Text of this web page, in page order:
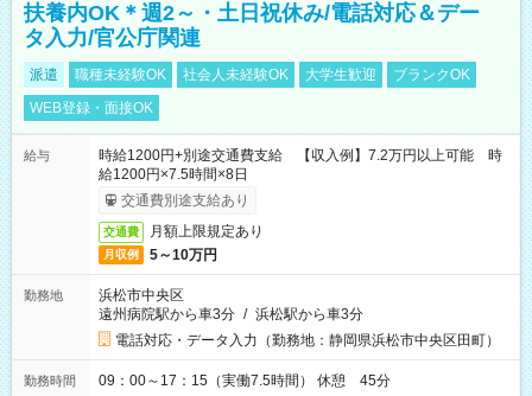
扶養内OK＊週2～・土日祝休み/電話対応＆デー
タ入力/官公庁関連
派遣 職種未経験OK 社会人未経験OK 大学生歓迎
ブランクOK
WEB登録・面接OK
給与
時給1200円+別途交通費支給 【収入例】7.2万円以上可能 時
給1200円×7.5時間×8日
交通費別途支給あり
交通費 月額上限規定あり
月収例 5～10万円
勤務地
浜松市中央区
遠州病院駅から車3分 / 浜松駅から車3分
電話対応・データ入力（勤務地：静岡県浜松市中央区田町）
勤務時間 09：00～17：15（実働7.5時間） 休憩 45分